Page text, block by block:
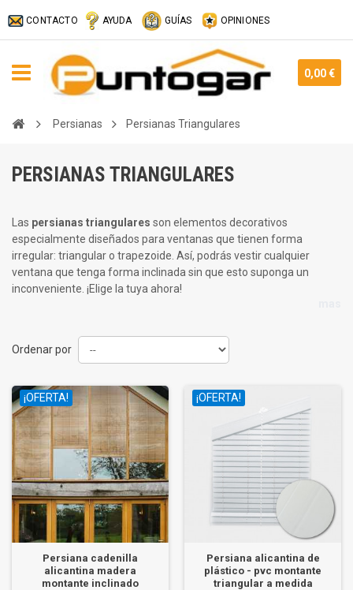
CONTACTO AYUDA GUÍAS OPINIONES
0,00 €
Persianas Persianas Triangulares
PERSIANAS TRIANGULARES
Las persianas triangulares son elementos decorativos
especialmente diseñados para ventanas que tienen forma
irregular: triangular o trapezoide. Así, podrás vestir cualquier
ventana que tenga forma inclinada sin que esto suponga un
inconveniente. ¡Elige la tuya ahora!
Ordenar por
¡OFERTA!
Persiana cadenilla
alicantina madera
montante inclinado
¡OFERTA!
Persiana alicantina de
plástico - pvc montante
triangular a medida